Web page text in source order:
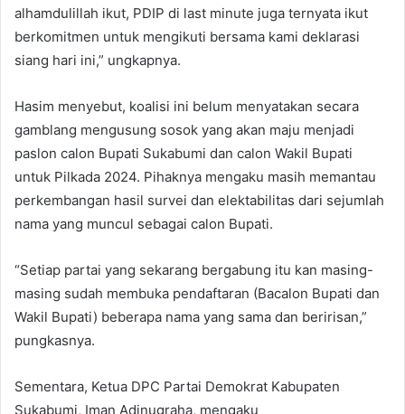
alhamdulillah ikut, PDIP di last minute juga ternyata ikut
berkomitmen untuk mengikuti bersama kami deklarasi
siang hari ini,” ungkapnya.
Hasim menyebut, koalisi ini belum menyatakan secara
gamblang mengusung sosok yang akan maju menjadi
paslon calon Bupati Sukabumi dan calon Wakil Bupati
untuk Pilkada 2024. Pihaknya mengaku masih memantau
perkembangan hasil survei dan elektabilitas dari sejumlah
nama yang muncul sebagai calon Bupati.
“Setiap partai yang sekarang bergabung itu kan masing-
masing sudah membuka pendaftaran (Bacalon Bupati dan
Wakil Bupati) beberapa nama yang sama dan beririsan,”
pungkasnya.
Sementara, Ketua DPC Partai Demokrat Kabupaten
Sukabumi, Iman Adinugraha, mengaku